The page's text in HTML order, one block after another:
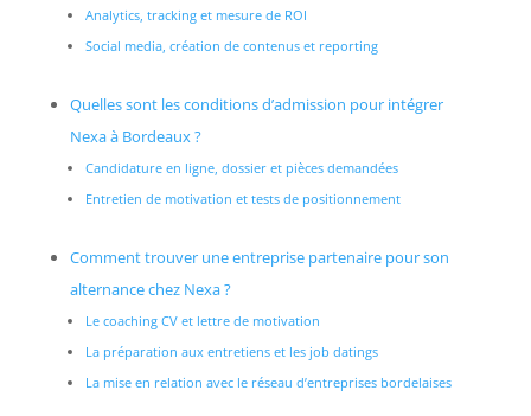
Analytics, tracking et mesure de ROI
Social media, création de contenus et reporting
Quelles sont les conditions d’admission pour intégrer
Nexa à Bordeaux ?
Candidature en ligne, dossier et pièces demandées
Entretien de motivation et tests de positionnement
Comment trouver une entreprise partenaire pour son
alternance chez Nexa ?
Le coaching CV et lettre de motivation
La préparation aux entretiens et les job datings
La mise en relation avec le réseau d’entreprises bordelaises